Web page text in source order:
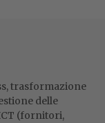
trasformazione
delle
(fornitori,